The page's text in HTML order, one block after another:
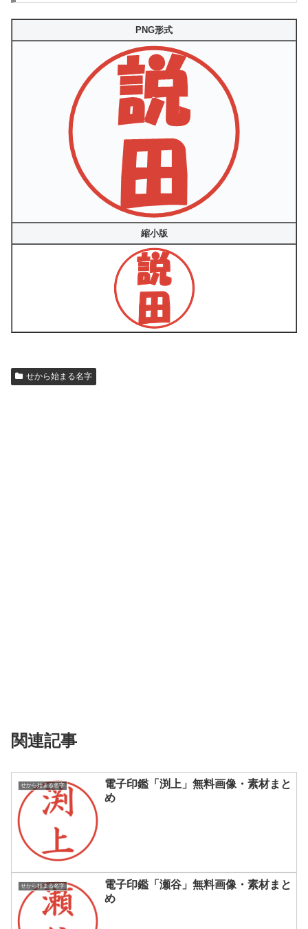
PNG形式
縮小版
せから始まる名字
関連記事
せから始まる名字
電子印鑑「渕上」無料画像・素材まと
め
せから始まる名字
電子印鑑「瀬谷」無料画像・素材まと
め